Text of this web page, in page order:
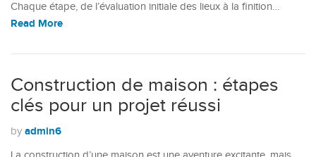
Chaque étape, de l’évaluation initiale des lieux à la finition…
Read More
Construction de maison : étapes
clés pour un projet réussi
by admin6